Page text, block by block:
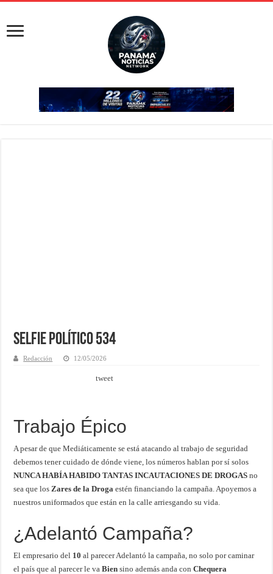
Selfie Político 534
Redacción 12/05/2026
tweet
Trabajo Épico
A pesar de que Mediáticamente se está atacando al trabajo de seguridad
debemos tener cuidado de dónde viene, los números hablan por sí solos
NUNCA HABÍA HABIDO TANTAS INCAUTACIONES DE DROGAS no
sea que los Zares de la Droga estén financiando la campaña. Apoyemos a
nuestros uniformados que están en la calle arriesgando su vida.
¿Adelantó Campaña?
El empresario del 10al parecer Adelantó la campaña, no solo por caminar
el país que al parecer le vaBiensino además anda conChequera